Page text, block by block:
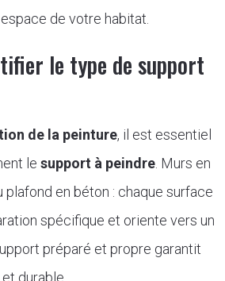
de votre habitat.
le type de support
de la peinture, il est essentiel
le support à peindre. Murs en
plafond en béton : chaque surface
spécifique et oriente vers un
préparé et propre garantit
durable.